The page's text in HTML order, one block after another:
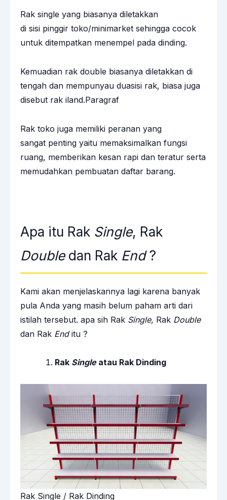
Rak single yang biasanya diletakkan
di sisi pinggir toko/minimarket sehingga cocok
untuk ditempatkan menempel pada dinding.
Kemuadian rak double biasanya diletakkan di
tengah dan mempunyau duasisi rak, biasa juga
disebut rak iland.Paragraf
Rak toko juga memiliki peranan yang
sangat penting yaitu memaksimalkan fungsi
ruang, memberikan kesan rapi dan teratur serta
memudahkan pembuatan daftar barang.
Apa itu Rak Single, Rak
Doubledan Rak End?
Kami akan menjelaskannya lagi karena banyak
pula Anda yang masih belum paham arti dari
istilah tersebut. apa sih Rak Single, Rak Double
dan Rak Enditu ?
Rak Singleatau Rak Dinding
Rak Single / Rak Dinding